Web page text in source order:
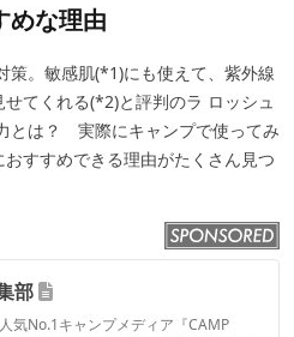
めな理由
策。敏感肌(*1)にも使えて、紫外線
てくれる(*2)と評判のラ ロッシュ
とは？ 実際にキャンプで使ってみ
すすめできる理由がたくさん見つ
部
気No.1キャンプメディア『CAMP